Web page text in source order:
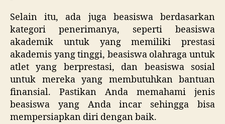
Selain itu, ada juga beasiswa berdasarkan
kategori penerimanya, seperti beasiswa
akademik untuk yang memiliki prestasi
akademis yang tinggi, beasiswa olahraga untuk
atlet yang berprestasi, dan beasiswa sosial
untuk mereka yang membutuhkan bantuan
finansial. Pastikan Anda memahami jenis
beasiswa yang Anda incar sehingga bisa
mempersiapkan diri dengan baik.